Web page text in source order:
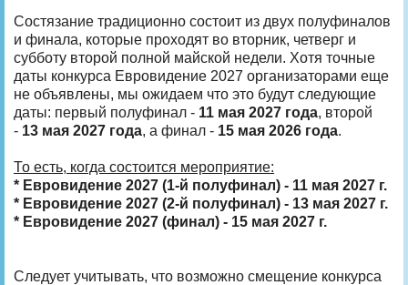
Состязание традиционно состоит из двух полуфиналов
и финала, которые проходят во вторник, четверг и
субботу второй полной майской недели. Хотя точные
даты конкурса Евровидение 2027 организаторами еще
не объявлены, мы ожидаем что это будут следующие
даты: первый полуфинал - 11 мая 2027 года, второй
- 13 мая 2027 года, а финал - 15 мая 2026 года.
То есть, когда состоится мероприятие:
* Евровидение 2027 (1-й полуфинал) - 11 мая 2027 г.
* Евровидение 2027 (2-й полуфинал) - 13 мая 2027 г.
* Евровидение 2027 (финал) - 15 мая 2027 г.
Следует учитывать, что возможно смещение конкурса